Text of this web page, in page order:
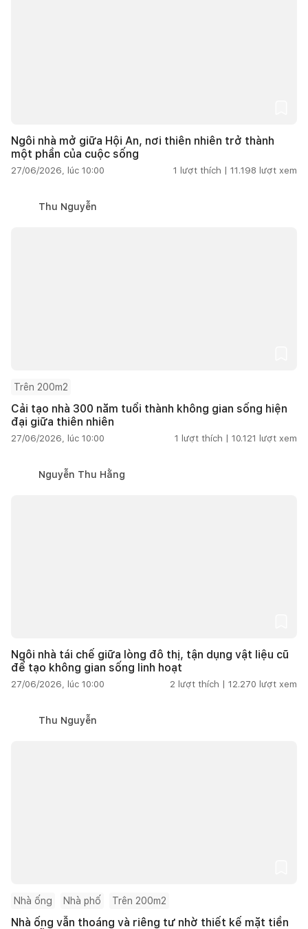
Ngôi nhà mở giữa Hội An, nơi thiên nhiên trở thành
một phần của cuộc sống
27/06/2026, lúc 10:00 1 lượt thích | 11.198 lượt xem
Thu Nguyễn
Trên 200m2
Cải tạo nhà 300 năm tuổi thành không gian sống hiện
đại giữa thiên nhiên
27/06/2026, lúc 10:00 1 lượt thích | 10.121 lượt xem
Nguyễn Thu Hằng
Ngôi nhà tái chế giữa lòng đô thị, tận dụng vật liệu cũ
để tạo không gian sống linh hoạt
27/06/2026, lúc 10:00 2 lượt thích | 12.270 lượt xem
Thu Nguyễn
Nhà ống Nhà phố Trên 200m2
Nhà ống vẫn thoáng và riêng tư nhờ thiết kế mặt tiền